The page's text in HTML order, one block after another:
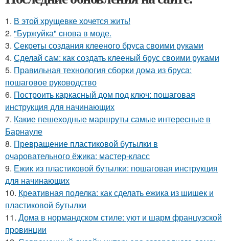
1. В этой хрущевке хочется жить!
2. "Буржуйка" cнова в моде.
3. Секреты создания клееного бруса своими руками
4. Сделай сам: как создать клееный брус своими руками
5. Правильная технология сборки дома из бруса:
пошаговое руководство
6. Построить каркасный дом под ключ: пошаговая
инструкция для начинающих
7. Какие пешеходные маршруты самые интересные в
Барнауле
8. Превращение пластиковой бутылки в
очаровательного ёжика: мастер-класс
9. Ежик из пластиковой бутылки: пошаговая инструкция
для начинающих
10. Креативная поделка: как сделать ежика из шишек и
пластиковой бутылки
11. Дома в нормандском стиле: уют и шарм французской
провинции